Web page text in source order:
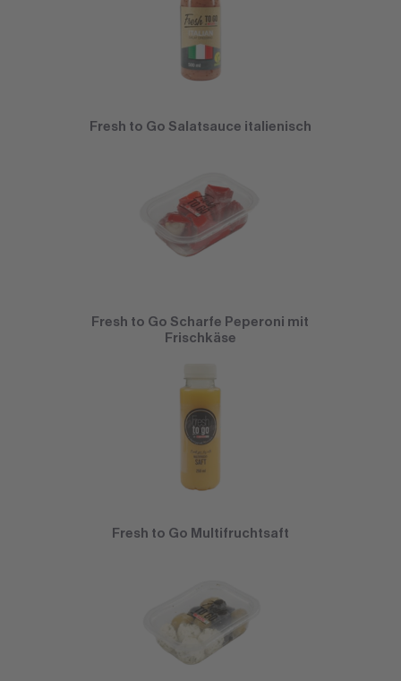
Fresh to Go Salatsauce italienisch
Fresh to Go Scharfe Peperoni mit
Frischkäse
Fresh to Go Multifruchtsaft